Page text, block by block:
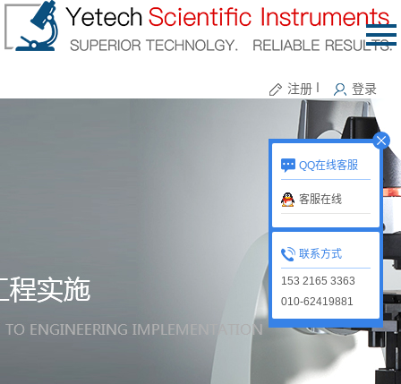
注册 登录
QQ在线客服
客服在线
联系方式
153 2165 3363
010-62419881